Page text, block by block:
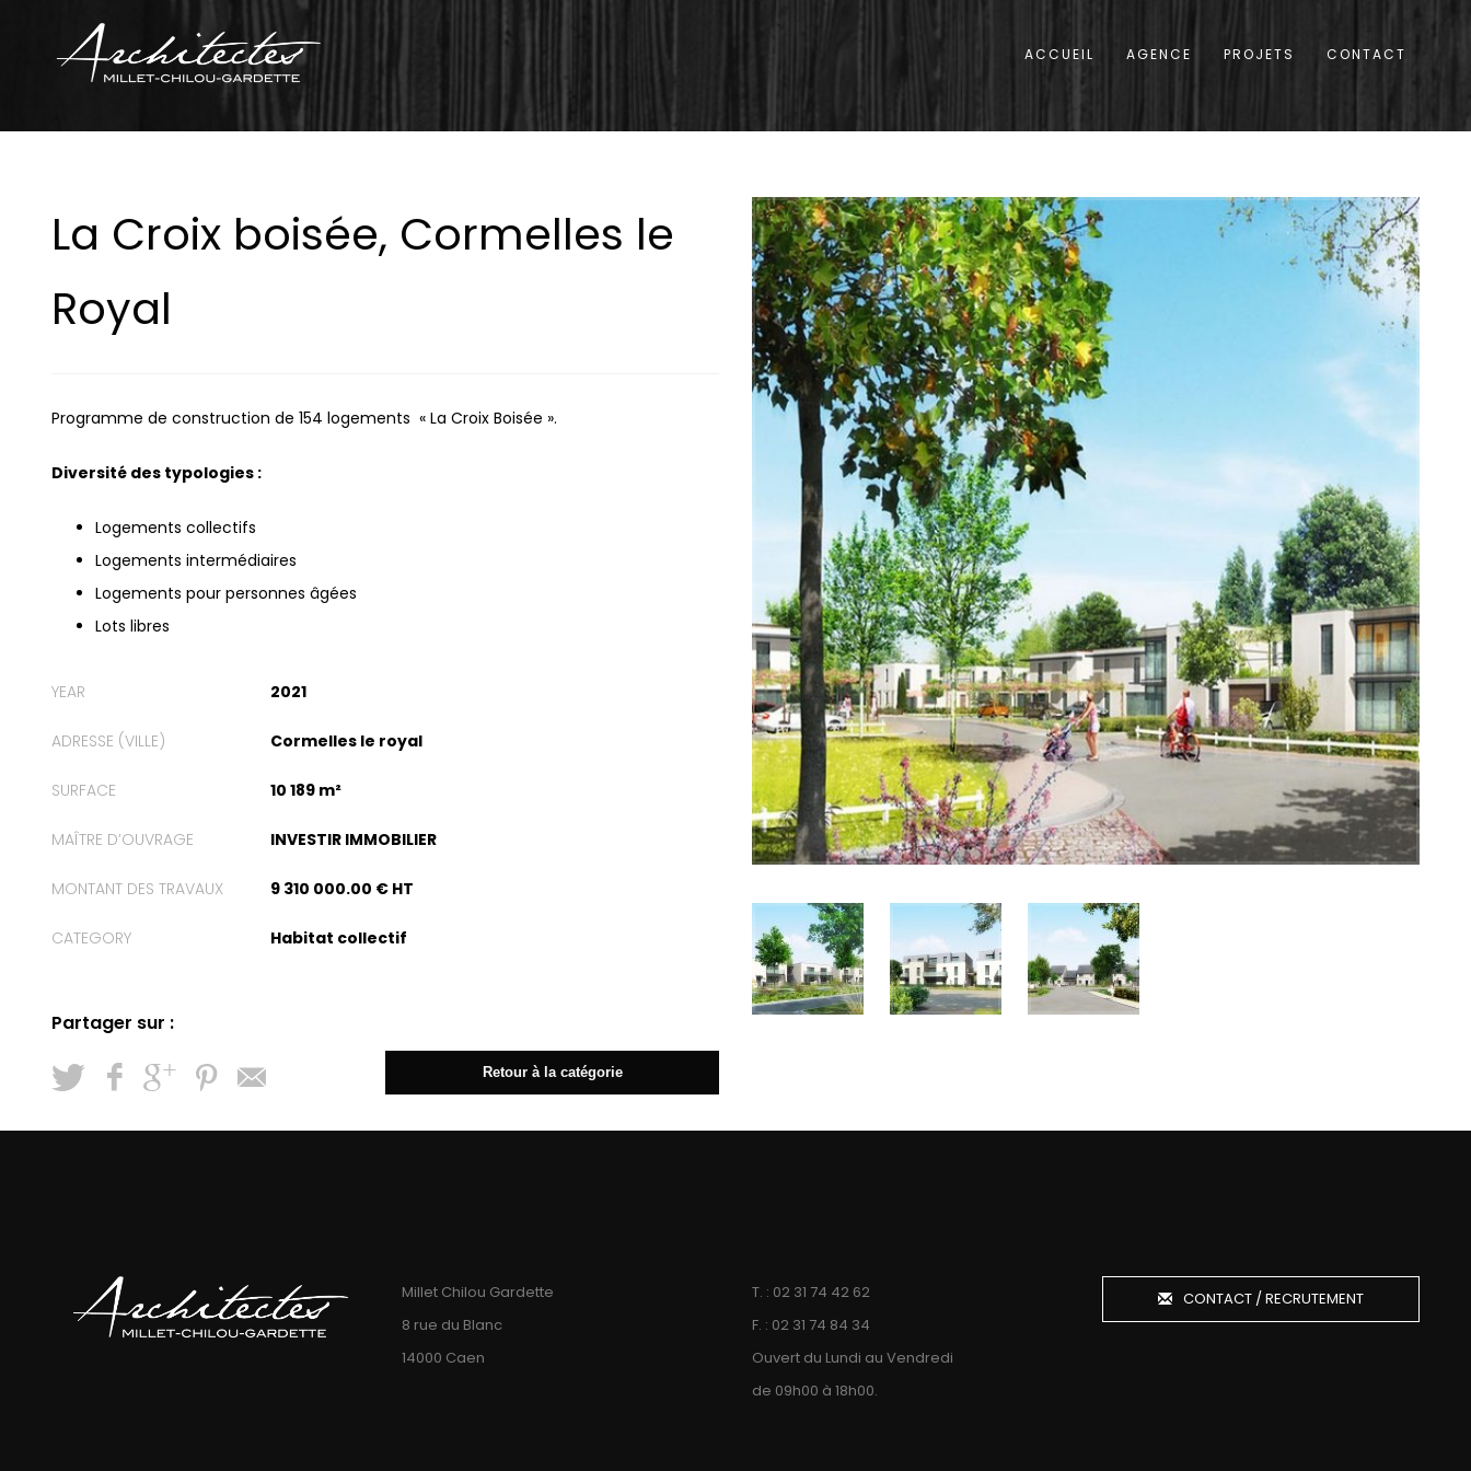
ACCUEIL AGENCE PROJETS CONTACT
La Croix boisée, Cormelles le
Royal
Programme de construction de 154 logements « La Croix Boisée ».
Diversité des typologies :
Logements collectifs
Logements intermédiaires
Logements pour personnes âgées
Lots libres
YEAR 2021
ADRESSE (VILLE) Cormelles le royal
SURFACE 10 189 m²
MAÎTRE D’OUVRAGE INVESTIR IMMOBILIER
MONTANT DES TRAVAUX 9 310 000.00 € HT
CATEGORY Habitat collectif
Retour à la catégorie
Millet Chilou Gardette
8 rue du Blanc
14000 Caen
T. : 02 31 74 42 62
F. : 02 31 74 84 34
Ouvert du Lundi au Vendredi
de 09h00 à 18h00.
CONTACT / RECRUTEMENT